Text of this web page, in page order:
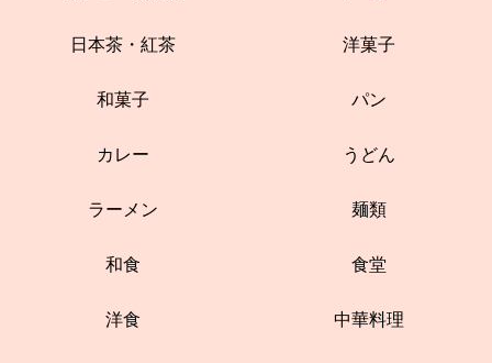
日本茶・紅茶 洋菓子
和菓子 パン
カレー うどん
ラーメン 麺類
和食 食堂
洋食 中華料理